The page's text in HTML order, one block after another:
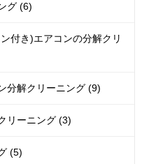
グ (6)
付き)エアコンの分解クリ
分解クリーニング (9)
リーニング (3)
(5)